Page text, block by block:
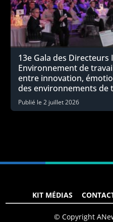
13e Gala des
Environnement de
entre innovation,
des environnements de
Publié le2 juillet 2026
KIT MÉDIAS
© Copyright